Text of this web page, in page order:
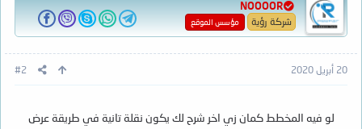
ل
ا
ت
NOOOOR
شركة رؤية مؤسس الموقع
20 أبريل 2020 #2
لو فيه المخطط كمان زي اخر شرح لك يكون نقلة تانية في طريقة عرض